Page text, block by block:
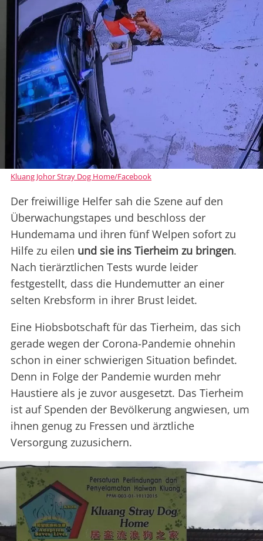
Kluang Johor Stray Dog Home/Facebook
Der freiwillige Helfer sah die Szene auf den
Überwachungstapes und beschloss der
Hundemama und ihren fünf Welpen sofort zu
Hilfe zu eilen und sie ins Tierheim zu bringen.
Nach tierärztlichen Tests wurde leider
festgestellt, dass die Hundemutter an einer
selten Krebsform in ihrer Brust leidet.
Eine Hiobsbotschaft für das Tierheim, das sich
gerade wegen der Corona-Pandemie ohnehin
schon in einer schwierigen Situation befindet.
Denn in Folge der Pandemie wurden mehr
Haustiere als je zuvor ausgesetzt. Das Tierheim
ist auf Spenden der Bevölkerung angwiesen, um
ihnen genug zu Fressen und ärztliche
Versorgung zuzusichern.